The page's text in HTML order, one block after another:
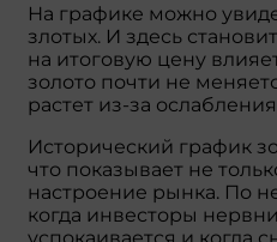
На графике можно
злотых. И здесь
на итоговую цену
золото почти не
растет из-за
Исторический график
что показывает не
настроение рынка. По
когда инвесторы